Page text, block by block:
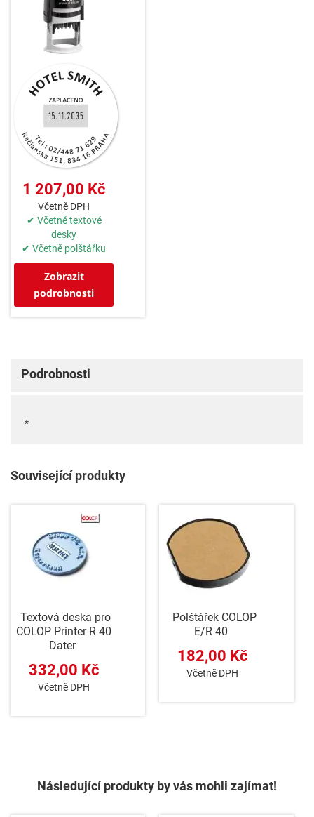
1 207,00 Kč
Včetně DPH
✔ Včetně textové
desky
✔ Včetně polštářku
Zobrazit
podrobnosti
Podrobnosti
*
Související produkty
Textová deska pro
COLOP Printer R 40
Dater
332,00 Kč
Včetně DPH
Polštářek COLOP
E/R 40
182,00 Kč
Včetně DPH
Následující produkty by vás mohli zajímat!